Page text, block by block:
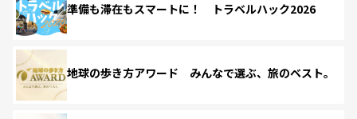
準備も滞在もスマートに！ トラベルハック2026
地球の歩き方アワード みんなで選ぶ、旅のベスト。